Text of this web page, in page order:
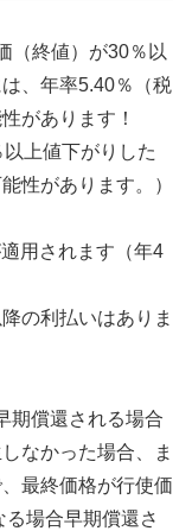
（終値）が30％以
、年率5.40％（税
があります！
上値下がりした
性があります。）
用されます（年4
の利払いはありま
期償還される場合
なかった場合、ま
最終価格が行使価
場合早期償還さ